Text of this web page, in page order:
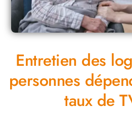
Entretien des
personnes
taux de